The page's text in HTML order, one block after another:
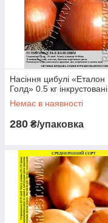
Насіння цибулі «Еталон
Голд» 0.5 кг інкрустовані
Немає в наявності
280 ₴/упаковка